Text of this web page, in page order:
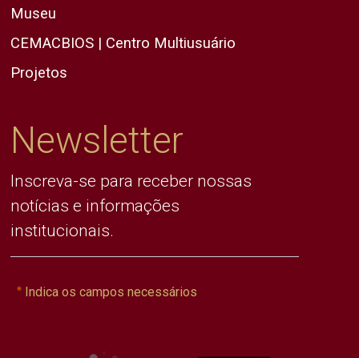
Museu
CEMACBIOS | Centro Multiusuário
Projetos
Newsletter
Inscreva-se para receber nossas
notícias e informações
institucionais.
Indica os campos necessários